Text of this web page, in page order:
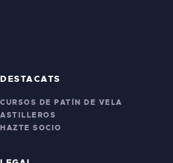
DESTACATS
CURSOS DE PATÍN DE VELA
ASTILLEROS
HAZTE SOCIO